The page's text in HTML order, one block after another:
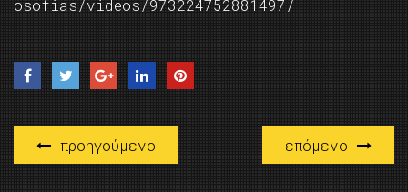
osofias/videos/973224752881497/
προηγούμενο επόμενο